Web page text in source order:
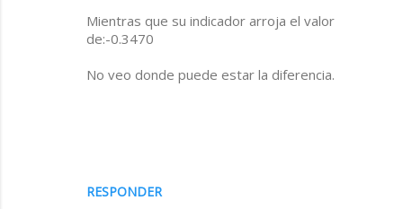
Mientras que su indicador arroja el valor
de:-0.3470
No veo donde puede estar la diferencia.
RESPONDER